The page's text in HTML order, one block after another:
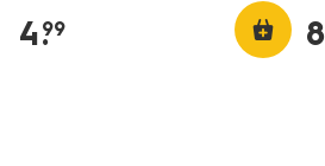
4.
99 8